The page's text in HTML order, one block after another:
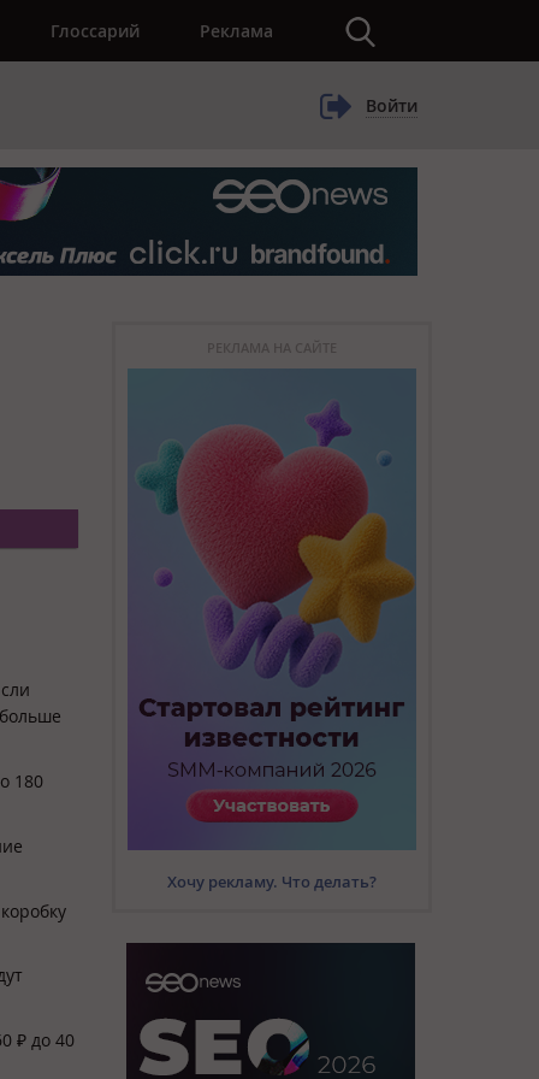
Глоссарий Реклама
Войти
180
₽ до 40
РЕКЛАМА НА САЙТЕ
Хочу рекламу. Что делать?